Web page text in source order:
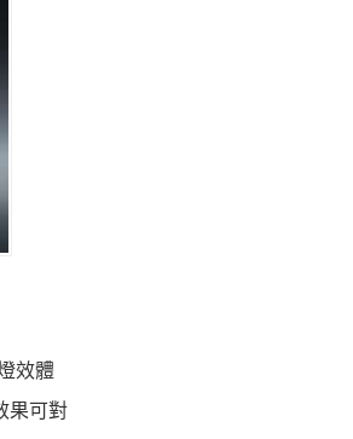
效體
果可對